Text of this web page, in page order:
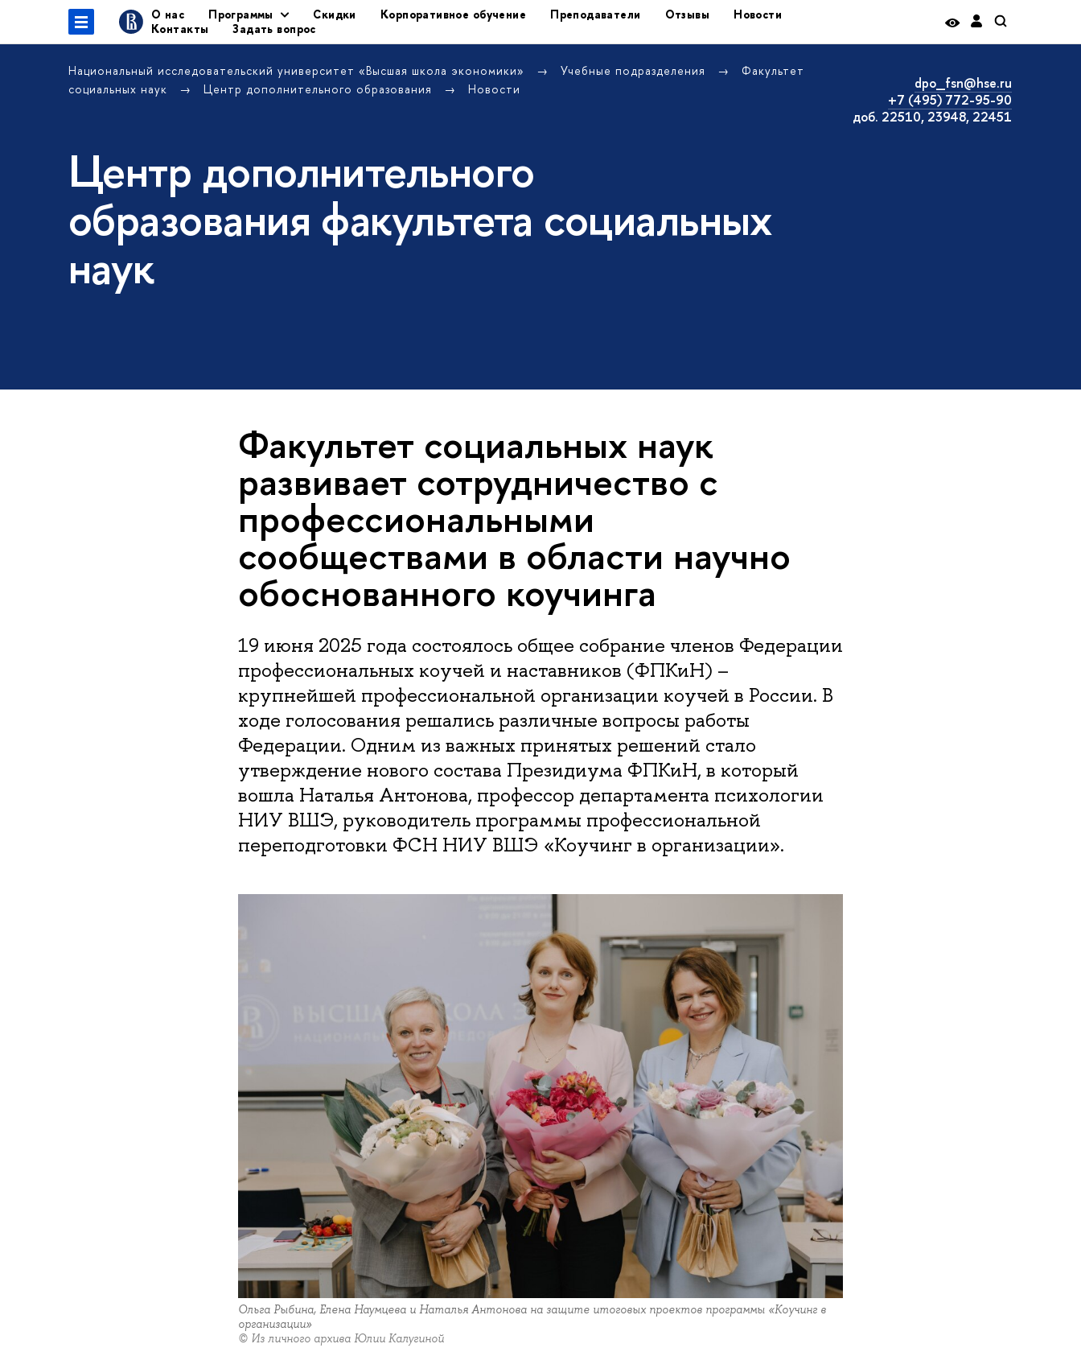
О нас Программы Скидки Корпоративное обучение Преподаватели Отзывы
Новости
Контакты
Задать вопрос
Национальный исследовательский университет «Высшая школа экономики» Учебные подразделения
Факультет
социальных наук
Центр дополнительного образования Новости
Центр дополнительного
образования факультета социальных
наук
dpo_fsn@hse.ru
+7 (495) 772-95-90
доб. 22510, 23948, 22451
Факультет социальных наук
развивает сотрудничество с
профессиональными
сообществами в области научно
обоснованного коучинга
19 июня 2025 года состоялось общее собрание членов Федерации
профессиональных коучей и наставников (ФПКиН) –
крупнейшей профессиональной организации коучей в России. В
ходе голосования решались различные вопросы работы
Федерации. Одним из важных принятых решений стало
утверждение нового состава Президиума ФПКиН, в который
вошла Наталья Антонова, профессор департамента психологии
НИУ ВШЭ, руководитель программы профессиональной
переподготовки ФСН НИУ ВШЭ «Коучинг в организации».
Ольга Рыбина, Елена Наумцева и Наталья Антонова на защите итоговых проектов программы «Коучинг в
организации»
© Из личного архива Юлии Калугиной